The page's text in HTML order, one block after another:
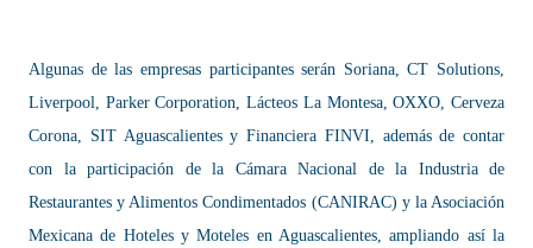
Algunas de las empresas participantes serán Soriana, CT Solutions,
Liverpool, Parker Corporation, Lácteos La Montesa, OXXO, Cerveza
Corona, SIT Aguascalientes y Financiera FINVI, además de contar
con la participación de la Cámara Nacional de la Industria de
Restaurantes y Alimentos Condimentados (CANIRAC) y la Asociación
Mexicana de Hoteles y Moteles en Aguascalientes, ampliando así la